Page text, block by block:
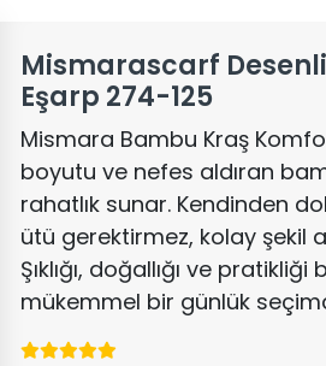
Mismarascarf
Eşarp 274-125
Mismara Bambu Kraş
boyutu ve nefes aldıran
rahatlık sunar. Kendinden
ütü gerektirmez, kolay şekil
Şıklığı, doğallığı ve
mükemmel bir günlük